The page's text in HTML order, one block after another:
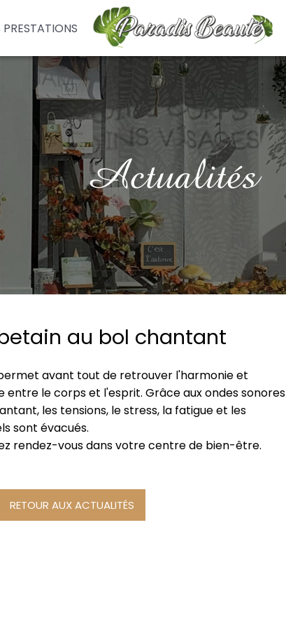
PRESTATIONS
Actualités
au bol chantant
avant tout de retrouver l'harmonie et
entre le corps et l'esprit. Grâce aux ondes sonores
les tensions, le stress, la fatigue et les
sont évacués.
rendez-vous dans votre centre de bien-être.
RETOUR AUX ACTUALITÉS